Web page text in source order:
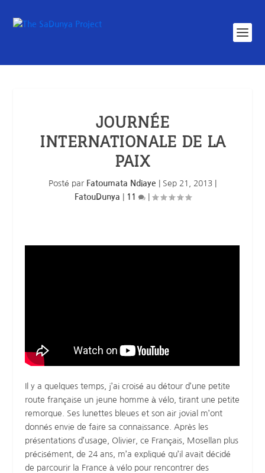
JOURNÉE
INTERNATIONALE DE LA
PAIX
Posté par Fatoumata Ndiaye Sep 21, 2013
FatouDunya
11 |
Il y a quelques temps, j’ai croisé au détour d’une petite
route française un jeune homme à vélo, tirant une petite
remorque. Ses lunettes bleues et son air jovial m’ont
donnés envie de faire sa connaissance. Après les
présentations d’usage, Olivier, ce Français, Mosellan plus
précisément, de 24 ans, m’a expliqué qu’il avait décidé
de parcourir la France à vélo pour rencontrer des